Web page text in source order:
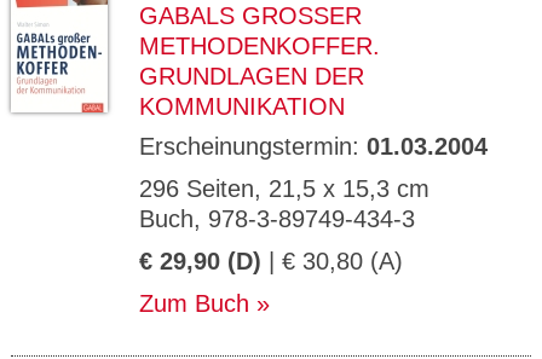
GABALS GROSSER M
ETHODENKOFFER. G
RUNDLAGEN DER K
OMMUNIKATION
Erscheinungstermin: 01.03.2004
296 Seiten, 21,5 x 15,3 cm
Buch, 978-3-89749-434-3
€ 29,90 (D) | € 30,80 (A)
Zum Buch